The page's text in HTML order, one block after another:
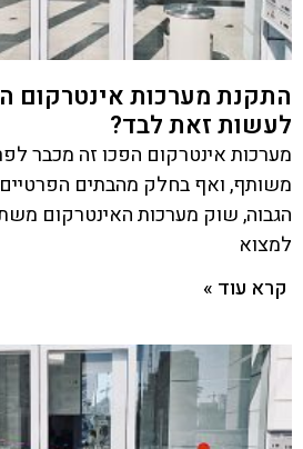
התקנת מערכות
לעשות זאת לבד?
מערכות אינטרקום הפכו זה מכבר
משותף, ואף בחלק מהבתים
הגבוה, שוק מערכות האינטרקום
למצוא
קרא עוד »